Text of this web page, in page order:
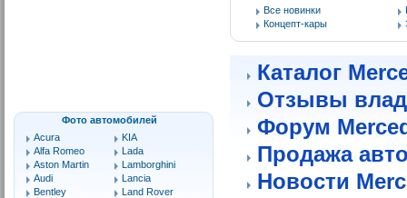
Фото автомобилей
Acura
Alfa Romeo
Aston Martin
Audi
Bentley
KIA
Lada
Lamborghini
Lancia
Land Rover
Все новинки
Концепт-кары
Каталог
Отзывы
Форум
Продажа
Новости